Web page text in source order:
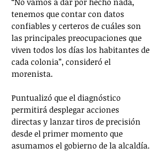
tenemos que contar con datos
confiables y certeros de cuáles son
las principales preocupaciones que
viven todos los días los habitantes de
cada colonia”, consideró el
morenista.
Puntualizó que el diagnóstico
permitirá desplegar acciones
directas y lanzar tiros de precisión
desde el primer momento que
asumamos el gobierno de la alcaldía.